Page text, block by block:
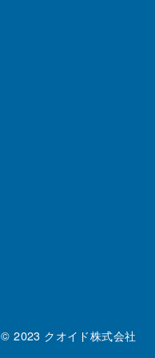
© 2023 クオイド株式会社